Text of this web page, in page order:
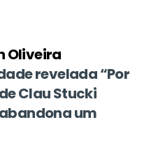
Oliveira
revelada “Por
Clau Stucki
um